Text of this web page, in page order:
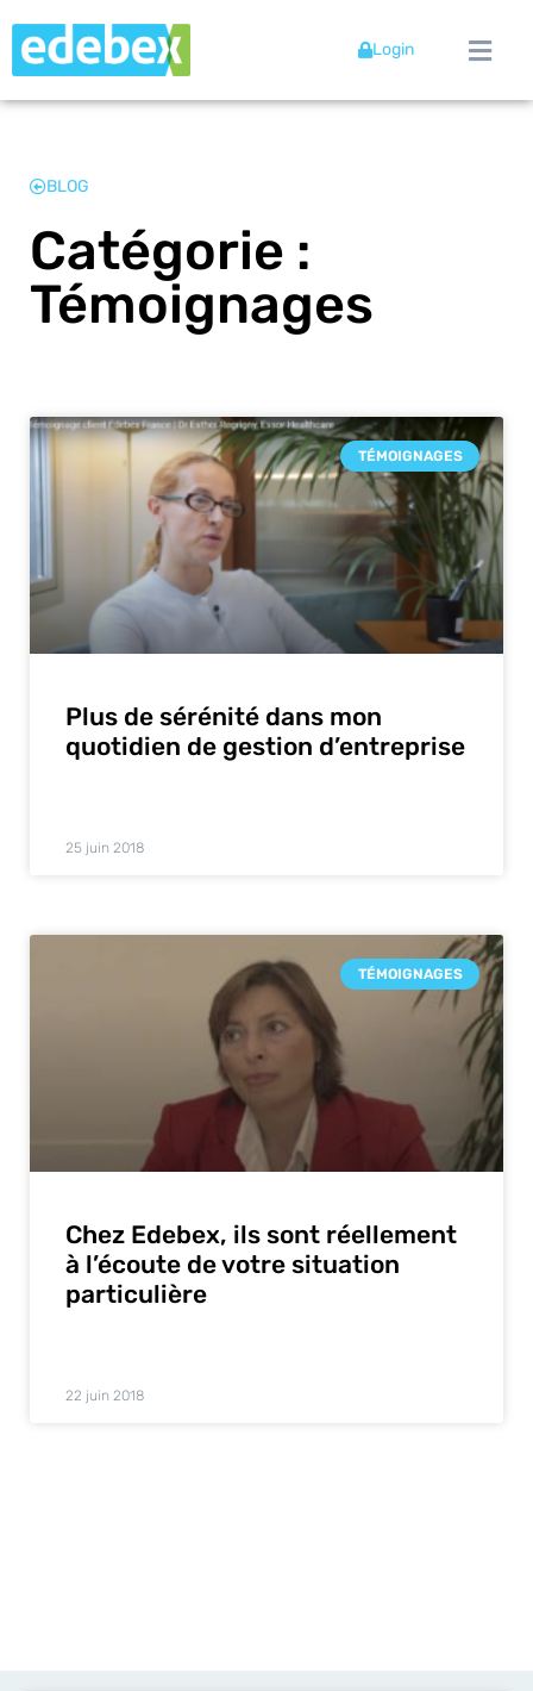
Login
BLOG
Catégorie :
Témoignages
TÉMOIGNAGES
Plus de sérénité dans mon
quotidien de gestion d’entreprise
25 juin 2018
TÉMOIGNAGES
Chez Edebex, ils sont réellement
à l’écoute de votre situation
particulière
22 juin 2018